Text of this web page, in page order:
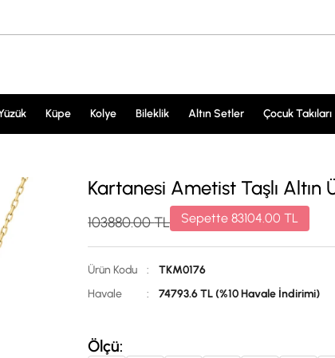
Küpe Kolye Bileklik Altın Setler Çocuk Takıları
Kartanesi Ametist Taşlı Altın
103880.00TL Sepette83104.00TL
Ürün Kodu :
TKM0176
Havale
: 74793.6 TL (%10 Havale İndirimi)
Ölçü: